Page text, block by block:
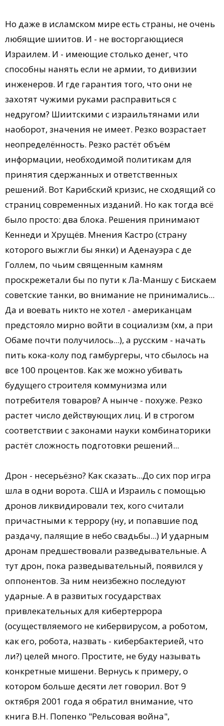
Но даже в исламском мире есть страны, не очень
любящие шиитов. И - не восторгающиеся
Израилем. И - имеющие столько денег, что
способны нанять если не армии, то дивизии
инженеров. И где гарантия того, что они не
захотят чужими руками расправиться с
недругом? Шиитскими с израильтянами или
наоборот, значения не имеет. Резко возрастает
неопределённость. Резко растёт объём
информации, необходимой политикам для
принятия сдержанных и ответственных
решений. Вот Карибский кризис, не сходящий со
страниц современных изданий. Но как тогда всё
было просто: два блока. Решения принимают
Кеннеди и Хрущёв. Мнения Кастро (страну
которого выжгли бы янки) и Аденауэра с де
Голлем, по чьим священным камням
проскрежетали бы по пути к Ла-Маншу с Бискаем
советские танки, во внимание не принимались...
Да и воевать никто не хотел - американцам
предстояло мирно войти в социализм (хм, а при
Обаме почти получилось...), а русским - начать
пить кока-колу под гамбургеры, что сбылось на
все 100 процентов. Как же можно убивать
будущего строителя коммунизма или
потребителя товаров? А нынче - похуже. Резко
растет число действующих лиц. И в строгом
соответствии с законами науки комбинаторики
растёт сложность подготовки решений...
Дрон - несерьёзно? Как сказать...До сих пор игра
шла в одни ворота. США и Израиль с помощью
дронов ликвидировали тех, кого считали
причастными к террору (ну, и попавшие под
раздачу, палящие в небо свадьбы...) И ударным
дронам предшествовали разведывательные. А
тут дрон, пока разведывательный, появился у
оппонентов. За ним неизбежно последуют
ударные. А в развитых государствах
привлекательных для кибертеррора
(осуществляемого не кибервирусом, а роботом,
как его, робота, назвать - кибербактерией, что
ли?) целей много. Простите, не буду называть
конкретные мишени. Вернусь к примеру, о
котором больше десяти лет говорил. Вот 9
октября 2001 года я обратил внимание, что
книга В.Н. Попенко "Рельсовая война",